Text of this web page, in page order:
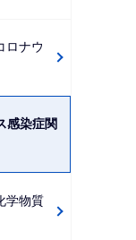
ロナウ
感染症関
学物質